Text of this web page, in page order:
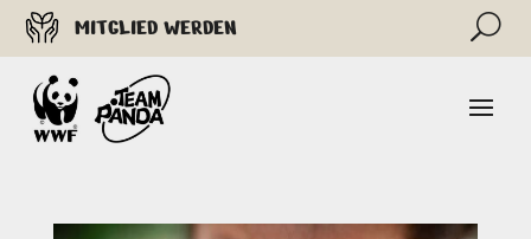
MITGLIED WERDEN U